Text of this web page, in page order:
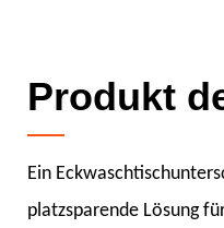
Produkt
Ein
platzsparende Lösung